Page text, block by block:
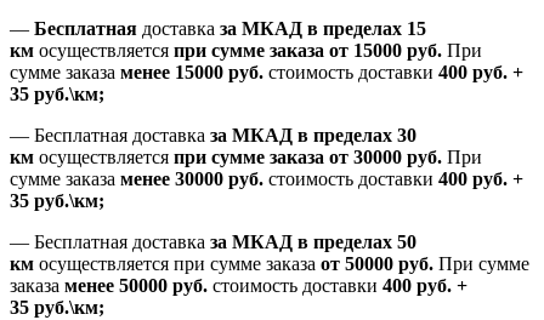
— Бесплатная доставка за МКАД в пределах 15
км осуществляется при сумме заказа от 15000 руб. При
сумме заказа менее 15000 руб. стоимость доставки 400 руб. +
35 руб.\км;
— Бесплатная доставка за МКАД в пределах 30
км осуществляется при сумме заказа от 30000 руб. При
сумме заказа менее 30000 руб. стоимость доставки 400 руб. +
35 руб.\км;
— Бесплатная доставка за МКАД в пределах 50
км осуществляется при сумме заказа от 50000 руб. При сумме
заказа менее 50000 руб. стоимость доставки 400 руб. +
35 руб.\км;